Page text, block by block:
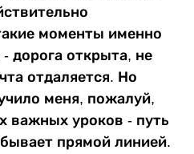
моменты именно
дорога открыта, не
отдаляется. Но
меня, пожалуй,
важных уроков - путь
прямой линией.